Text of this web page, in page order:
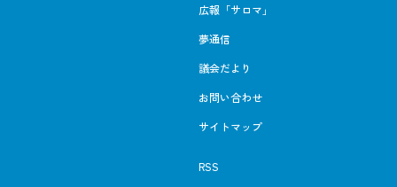
広報「サロマ」
夢通信
議会だより
お問い合わせ
サイトマップ
RSS